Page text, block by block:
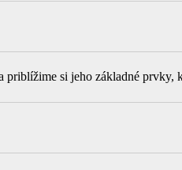
priblížime si jeho základné